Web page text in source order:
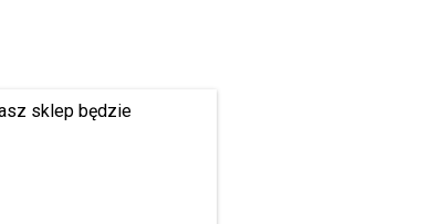
sklep będzie